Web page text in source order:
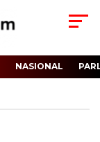
NASIONAL